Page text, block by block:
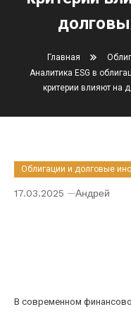
Главная
Аналитика ESG в
критерии влияют на
Облигации и долговые
17.03.2025 Андрей
В современном